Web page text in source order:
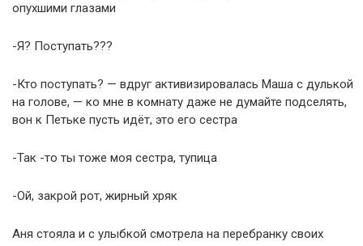
опухшими глазами
-Я? Поступать???
-Кто поступать? — вдруг активизировалась Маша с дулькой
на голове, — ко мне в комнату даже не думайте подселять,
вон к Петьке пусть идёт, это его сестра
-Так -то ты тоже моя сестра, тупица
-Ой, закрой рот, жирный хряк
Аня стояла и с улыбкой смотрела на перебранку своих